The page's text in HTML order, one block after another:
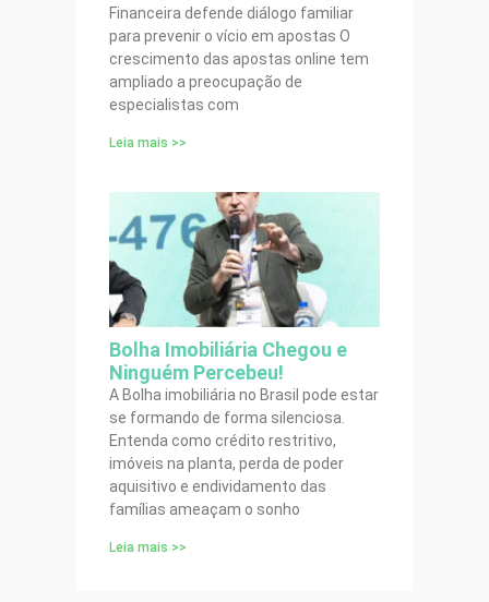
Financeira defende diálogo familiar
para prevenir o vício em apostas O
crescimento das apostas online tem
ampliado a preocupação de
especialistas com
Leia mais >>
Bolha Imobiliária Chegou e
Ninguém Percebeu!
A Bolha imobiliária no Brasil pode estar
se formando de forma silenciosa.
Entenda como crédito restritivo,
imóveis na planta, perda de poder
aquisitivo e endividamento das
famílias ameaçam o sonho
Leia mais >>